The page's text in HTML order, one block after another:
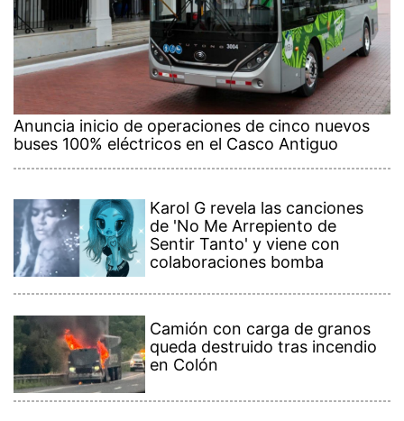
Anuncia inicio de operaciones de cinco nuevos
buses 100% eléctricos en el Casco Antiguo
Karol G revela las canciones
de 'No Me Arrepiento de
Sentir Tanto' y viene con
colaboraciones bomba
Camión con carga de granos
queda destruido tras incendio
en Colón